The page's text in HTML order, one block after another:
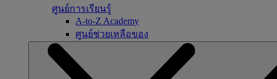
ศูนย์การเรียนรู้
A-to-Z Academy
ศูนย์ช่วยเหลือของ